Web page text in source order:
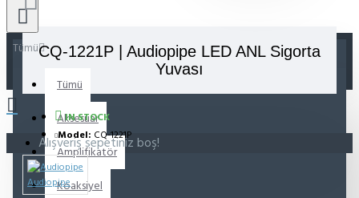
Tümü
Tümü
Aksesuar
Amplifikatör
Koaksiyel
Alışveriş sepetiniz boş!
CQ-1221P | Audiopipe LED ANL Sigorta
Yuvası
IN STOCK
Model: CQ-1221P
Audiopipe